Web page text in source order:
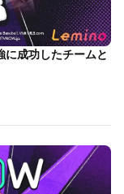
に成功したチームと